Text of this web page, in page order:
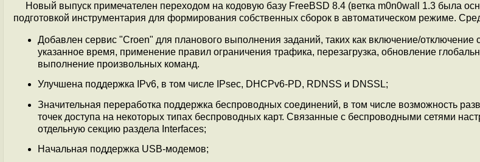
Новый выпуск примечателен переходом на кодовую базу FreeBSD 8.4 (ветка m0n0wall 1.3 была
подготовкой инструментария для формирования собственных сборок в автоматическом режиме.
Добавлен сервис "Croen" для планового выполнения заданий, таких как включение/отключение
указанное время, применение правил ограничения трафика, перезагрузка, обновление
выполнение произвольных команд.
Улучшена поддержка IPv6, в том числе IPsec, DHCPv6-PD, RDNSS и DNSSL;
Значительная переработка поддержка беспроводных соединений, в том числе возможность
точек доступа на некоторых типах беспроводных карт. Связанные с беспроводными сетями
отдельную секцию раздела Interfaces;
Начальная поддержка USB-модемов;